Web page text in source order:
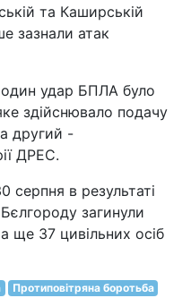
та Каширській
зазнали атак
удар БПЛА було
здійснювало подачу
другий -
ДРЕС.
серпня в результаті
загинули
ще 37 цивільних осіб
Протиповітряна боротьба